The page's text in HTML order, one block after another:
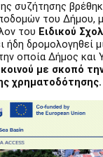
συζήτησης
του Δήμου,
του Ειδικού
ήδη δρομολογηθεί
οποία Δήμος και
με σκοπό
χρηματοδότησης.